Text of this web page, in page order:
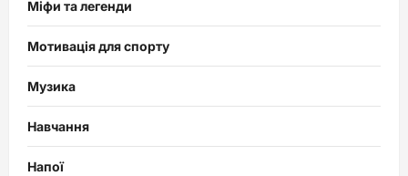
Міфи та легенди
Мотивація для спорту
Музика
Навчання
Напої